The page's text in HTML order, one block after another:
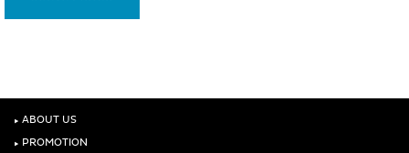
‣ ABOUT US
‣ PROMOTION